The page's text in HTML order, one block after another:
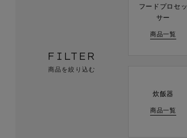
FILTER
商品を絞り込む
フードプロセッ
サー
商品一覧
炊飯器
商品一覧